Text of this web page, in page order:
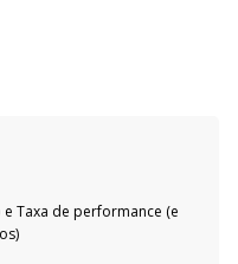
Taxa de performance (e